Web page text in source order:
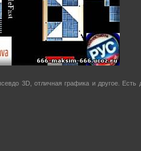
3D, отличная графика и другое. Есть